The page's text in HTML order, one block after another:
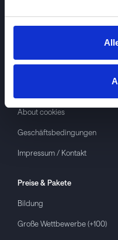
About cookies
Geschäftsbedingungen
Impressum / Kontakt
Preise & Pakete
Bildung
Große Wettbewerbe (+100)